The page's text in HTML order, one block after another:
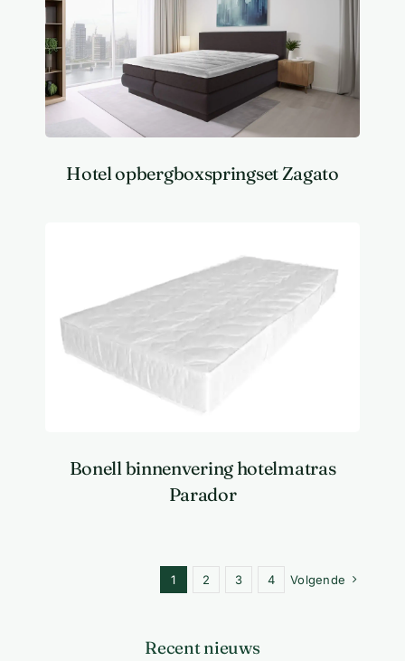
Hotel opbergboxspringset Zagato
Bonell binnenvering hotelmatras
Parador
1 2 3 4 Volgende
Recent nieuws